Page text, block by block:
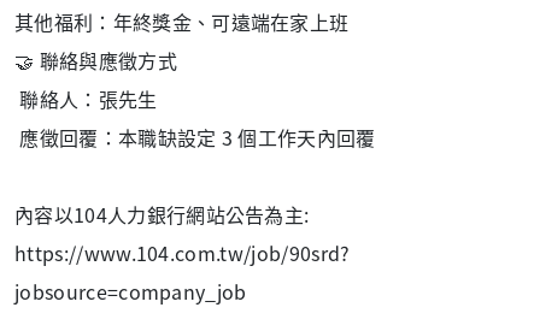
其他福利：年終獎金、可遠端在家上班
🤝 聯絡與應徵方式
聯絡人：張先生
應徵回覆：本職缺設定 3 個工作天內回覆
內容以104人力銀行網站公告為主:
https://www.104.com.tw/job/90srd?
jobsource=company_job